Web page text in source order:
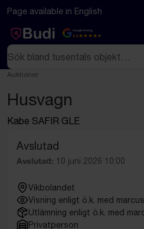
Hoppa till innehåll
Textbaserad (markdown) version
Page available in English
Google Rating
4.5
Sök
Auktioner
Husvagn
Kabe SAFIR GLE
Avslutad
Avslutad: 10 juni 2026 10:00
Vikbolandet
Visning enligt ö.k. med
Utlämning enligt ö.k. med
Privatperson